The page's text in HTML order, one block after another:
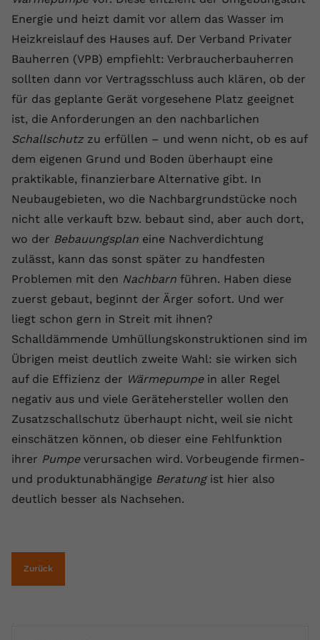
Energie und heizt damit vor allem das Wasser im
Heizkreislauf des Hauses auf. Der Verband Privater
Bauherren (VPB) empfiehlt: Verbraucherbauherren
sollten dann vor Vertragsschluss auch klären, ob der
für das geplante Gerät vorgesehene Platz geeignet
ist, die Anforderungen an den nachbarlichen
Schallschutzzu erfüllen – und wenn nicht, ob es auf
dem eigenen Grund und Boden überhaupt eine
praktikable, finanzierbare Alternative gibt. In
Neubaugebieten, wo die Nachbargrundstücke noch
nicht alle verkauft bzw. bebaut sind, aber auch dort,
wo der Bebauungsplan eine Nachverdichtung
zulässt, kann das sonst später zu handfesten
Problemen mit den Nachbarn führen. Haben diese
zuerst gebaut, beginnt der Ärger sofort. Und wer
liegt schon gern in Streit mit ihnen?
Schalldämmende Umhüllungskonstruktionen sind im
Übrigen meist deutlich zweite Wahl: sie wirken sich
auf die Effizienz der Wärmepumpein aller Regel
negativ aus und viele Gerätehersteller wollen den
Zusatzschallschutz überhaupt nicht, weil sie nicht
einschätzen können, ob dieser eine Fehlfunktion
ihrer Pumpeverursachen wird. Vorbeugende firmen-
und produktunabhängige Beratungist hier also
deutlich besser als Nachsehen.
Zurück
Laufzeit 1 Jahr
Zweck
Dieser Wert speichert Ihre Consent-
zufällig generierte ID, für die
historische Speicherung Ihrer
vorgenommen Einstellungen, falls der
Webseiten-Betreiber dies eingestellt
hat.
Name fe_typo_user
Anbieter VPB.de
Laufzeit Session
Zweck
Dieses Cookie wird verwendet, um die
Speicherung von
Benutzereinstellungen zu ermöglichen.
Zweck
wiederzuerkennen und statistische
Website zu erfassen.
Name _gcl au
Anbieter Google Ads
Laufzeit 90 Tage
Zweck
Wird von Google Ads für das
Conversion-Tracking verwendet, um
Werbeklicks der Nutzung auf unserer
Website zuzuordnen.
Cookie-Informationen anzeigen
Externe Inhalte
Wir verwenden auf unserer Website externe Inhalte,
um Ihnen zusätzliche Informationen anzubieten.
Name vuid
Anbieter vimeo.com
Laufzeit
Vimeo installiert dieses Cookie, um
Tracking-Informationen zu sammeln,
Einbetten von Videos auf der Website
setzt.
Name CONSENT
Anbieter youtube.com
Laufzeit
Zweck
YouTube setzt dieses Cookie über
eingebettete YouTube-Videos und
Name yt-remote-device-id
Cookie-Informationen anzeigen